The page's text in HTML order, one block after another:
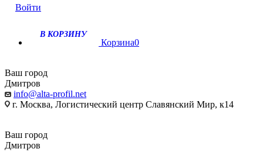
Войти
В КОРЗИНУ
Корзина0
Ваш город
Дмитров
info@alta-profil.net
г. Москва, Логистический центр Славянский Мир, к14
Ваш город
Дмитров